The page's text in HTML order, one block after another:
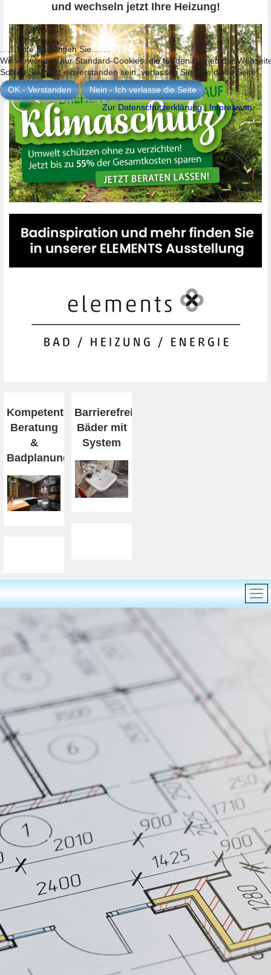
und wechseln jetzt Ihre Heizung!
Kompetente
Beratung
&
Badplanung
Barrierefreiheit
Bäder mit
System
.......Bitte Bestätigen Sie........
Wir verwenden nur Standard-Cookies, die für den Betrieb der
Sollten Sie nicht einverstanden sein, verlassen Sie bitte diese Seite!
OK - Verstanden
Nein - Ich verlasse die Seite
Zur Datenschutzerklärung| Impressum